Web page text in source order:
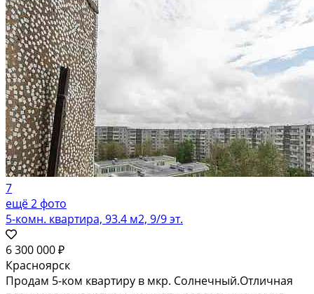
7
ещё 2 фото
5-комн. квартира, 93.4 м2, 9/9 эт.
6 300 000 ₽
Красноярск
Продам 5-ком квартиру в мкр. Солнечный.Отличная